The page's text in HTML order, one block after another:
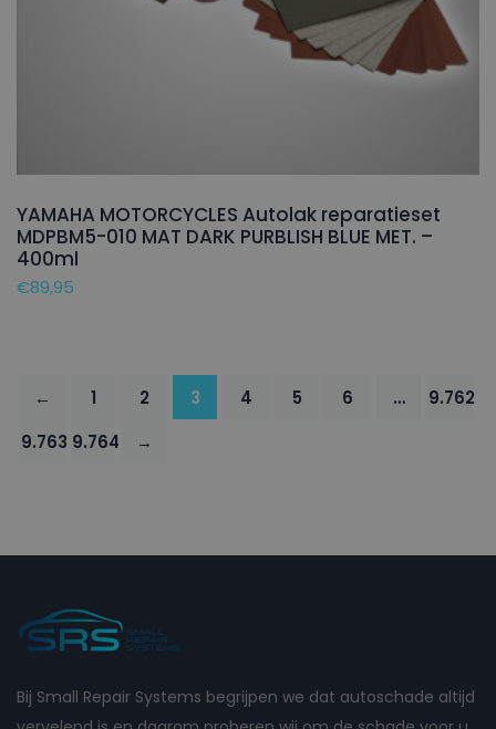
YAMAHA MOTORCYCLES Autolak reparatieset
MDPBM5-010 MAT DARK PURBLISH BLUE MET. –
400ml
€89,95
← 1 2 3 4 5 6 …
9.762
9.763 9.764 →
Bij Small Repair Systems begrijpen we dat autoschade altijd